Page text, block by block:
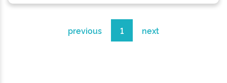
previous 1 next